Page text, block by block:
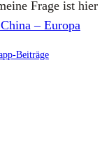
Fra­ge ist hier
– Euro­pa
Beiträge